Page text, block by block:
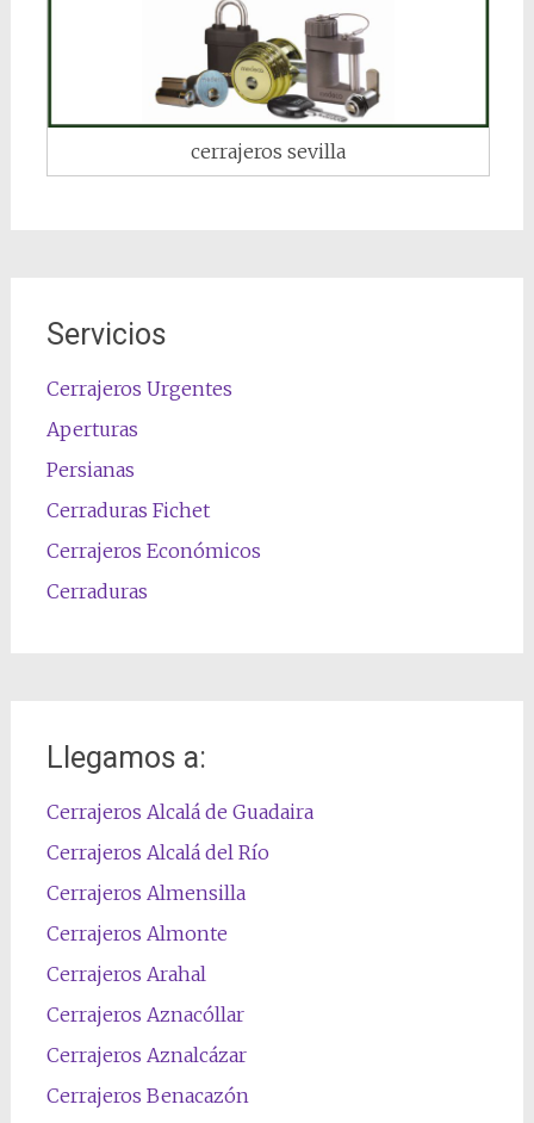
cerrajeros sevilla
Servicios
Cerrajeros Urgentes
Aperturas
Persianas
Cerraduras Fichet
Cerrajeros Económicos
Cerraduras
Llegamos a:
Cerrajeros Alcalá de Guadaira
Cerrajeros Alcalá del Río
Cerrajeros Almensilla
Cerrajeros Almonte
Cerrajeros Arahal
Cerrajeros Aznacóllar
Cerrajeros Aznalcázar
Cerrajeros Benacazón